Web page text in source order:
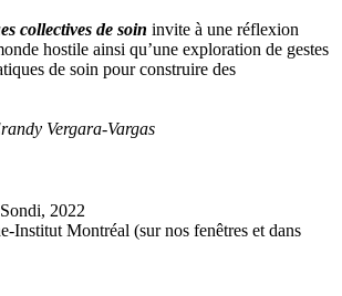
collectives de soin invite à une réflexion
hostile ainsi qu’une exploration de gestes
de soin pour construire des
Vergara-Vargas
2022
Institut Montréal (sur nos fenêtres et dans